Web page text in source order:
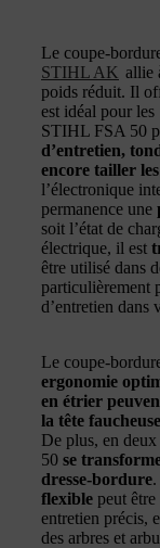
Le coupe-
STIHL AK allie
poids réduit. Il
est idéal pour les
STIHL FSA 50
d’entretien,
encore tailler
l’électronique
permanence une
soit l’état de
électrique, il est
être utilisé dans
particulièrement
d’entretien dans
Le coupe-
ergonomie
en étrier
la tête
De plus, en
50 se
dresse-bordure
flexible peut
entretien précis,
des arbres et